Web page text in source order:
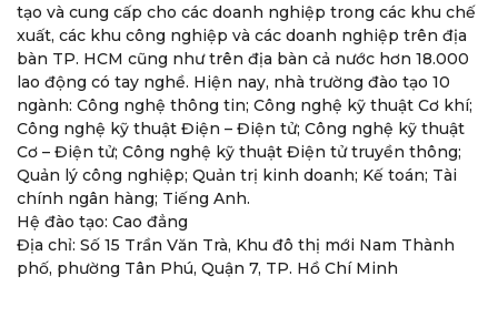
tạo và cung cấp cho các doanh nghiệp trong các khu chế
xuất, các khu công nghiệp và các doanh nghiệp trên địa
bàn TP. HCM cũng như trên địa bàn cả nước hơn 18.000
lao động có tay nghề. Hiện nay, nhà trường đào tạo 10
ngành: Công nghệ thông tin; Công nghệ kỹ thuật Cơ khí;
Công nghệ kỹ thuật Điện – Điện tử; Công nghệ kỹ thuật
Cơ – Điện tử; Công nghệ kỹ thuật Điện tử truyền thông;
Quản lý công nghiệp; Quản trị kinh doanh; Kế toán; Tài
chính ngân hàng; Tiếng Anh.
Hệ đào tạo: Cao đẳng
Địa chỉ: Số 15 Trần Văn Trà, Khu đô thị mới Nam Thành
phố, phường Tân Phú, Quận 7, TP. Hồ Chí Minh